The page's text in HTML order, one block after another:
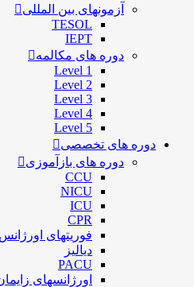
آزمونهای بین المللی
TESOL
IEPT
دوره های مکالمه
Level 1
Level 2
Level 3
Level 4
Level 5
دوره های تخصصی
دوره های بازآموزی
CCU
NICU
ICU
CPR
فوریتهای اورژانس
دیالیز
PACU
اورژانسهای